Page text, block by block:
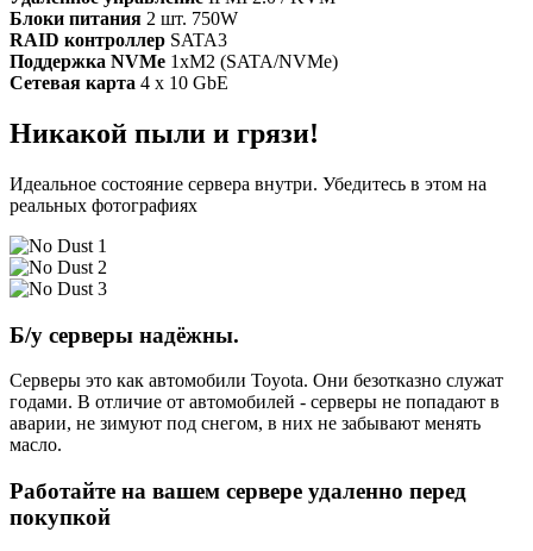
Блоки питания 2 шт. 750W
RAID контроллер SATA3
Поддержка NVMe 1xM2 (SATA/NVMe)
Сетевая карта 4 x 10 GbE
Никакой пыли и грязи!
Идеальное состояние сервера внутри. Убедитесь в этом на
реальных фотографиях
Б/у серверы надёжны.
Серверы это как автомобили Toyota. Они безотказно служат
годами. В отличие от автомобилей - серверы не попадают в
аварии, не зимуют под снегом, в них не забывают менять
масло.
Работайте на вашем сервере удаленно перед
покупкой